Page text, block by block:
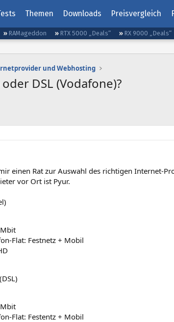
Themen Downloads Preisvergleich
RAMageddon RTX 5000 „Deals“ RX 9000 „Deals“
und Webhosting
DSL (Vodafone)?
einen Rat zur Auswahl des richtigen Internet-
vor Ort ist Pyur.
Flat: Festnetz + Mobil
Flat: Festentz + Mobil